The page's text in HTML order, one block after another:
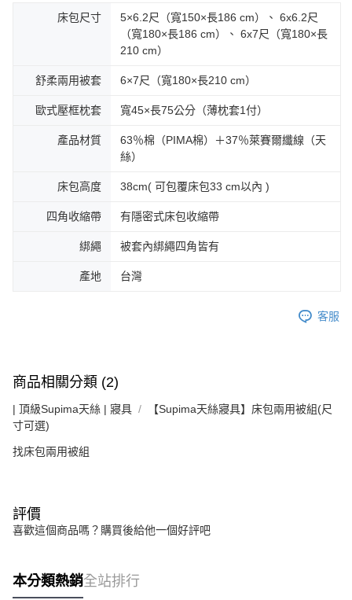
床包尺寸
5×6.2尺（寬150×長186 cm）、 6x6.2尺
（寬180×長186 cm）、 6x7尺（寬180×長
210 cm）
舒柔兩用被套 6×7尺（寬180×長210 cm）
歐式壓框枕套 寬45×長75公分（薄枕套1付）
產品材質
63％棉（PIMA棉）＋37％萊賽爾纖線（天
絲）
床包高度 38cm( 可包覆床包33 cm以內 )
四角收縮帶 有隱密式床包收縮帶
綁繩 被套內綁繩四角皆有
產地 台灣
客服
商品相關分類 (2)
| 頂級Supima天絲 | 寢具
【Supima天絲寢具】床包兩用被組(尺
寸可選)
找床包兩用被組
評價
喜歡這個商品嗎？購買後給他一個好評吧
本分類熱銷全站排行